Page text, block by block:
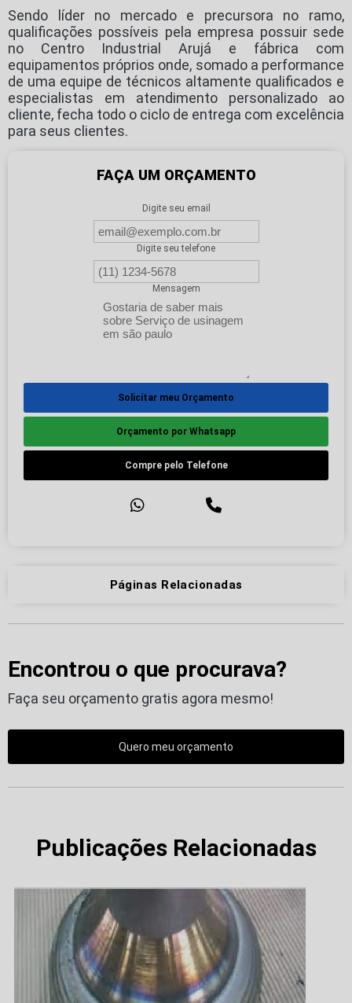
Sendo líder no mercado e precursora no ramo,
qualificações possíveis pela empresa possuir sede
no Centro Industrial Arujá e fábrica com
equipamentos próprios onde, somado a performance
de uma equipe de técnicos altamente qualificados e
especialistas em atendimento personalizado ao
cliente, fecha todo o ciclo de entrega com excelência
para seus clientes.
FAÇA UM ORÇAMENTO
Digite seu email
Digite seu telefone
Mensagem
Solicitar meu Orçamento
Orçamento por Whatsapp
Compre pelo Telefone
Páginas Relacionadas
Encontrou o que procurava?
Faça seu orçamento gratis agora mesmo!
Quero meu orçamento
Publicações Relacionadas